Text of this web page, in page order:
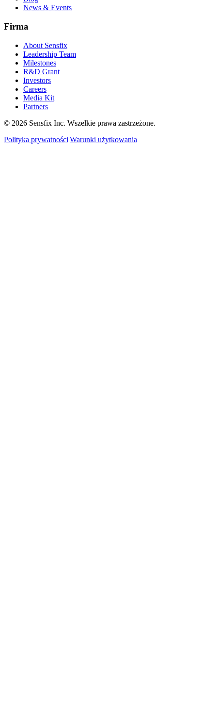
News & Events
Firma
About Sensfix
Leadership Team
Milestones
R&D Grant
Investors
Careers
Media Kit
Partners
© 2026 Sensfix Inc. Wszelkie prawa zastrzeżone.
Polityka prywatności|Warunki użytkowania